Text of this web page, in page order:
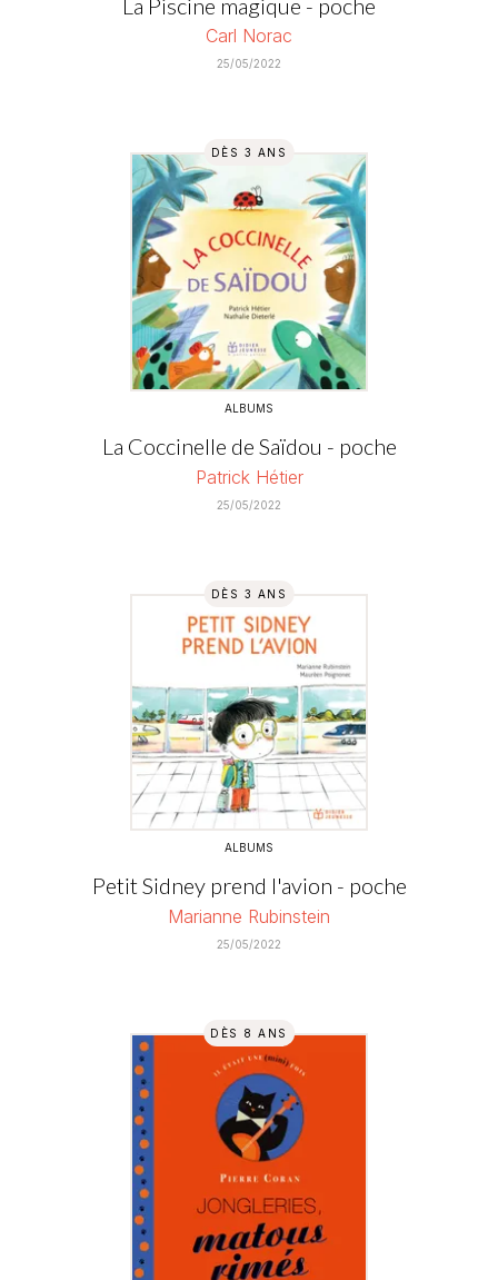
Carl Norac
25/05/2022
DÈS 3 ANS
ALBUMS
La Coccinelle de Saïdou - poche
Patrick Hétier
25/05/2022
DÈS 3 ANS
ALBUMS
Petit Sidney prend l'avion - poche
Marianne Rubinstein
25/05/2022
DÈS 8 ANS